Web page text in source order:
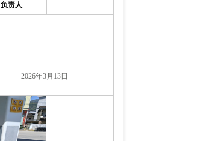
负责人
2026年3月13日